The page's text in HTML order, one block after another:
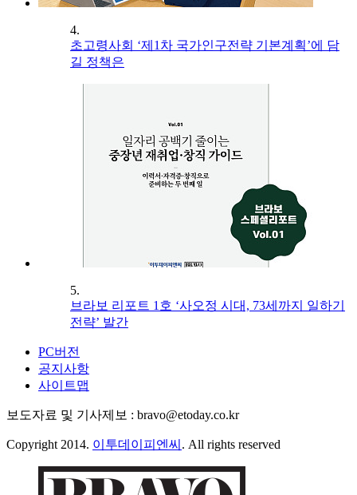
4.
초고령사회 ‘제1차 국가인구전략 기본계획’에 담
길 정책은
5.
브라보 리포트 1호 ‘사오정 시대, 73세까지 일하기
전략’ 발간
PC버전
공지사항
사이트맵
보도자료 및 기사제보 : bravo@etoday.co.kr
Copyright 2014. 이투데이피엔씨 . All rights reserved